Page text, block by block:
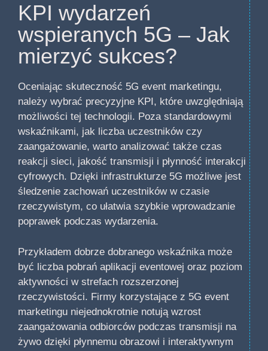
KPI wydarzeń
wspieranych 5G – Jak
mierzyć sukces?
Oceniając skuteczność 5G event marketingu,
należy wybrać precyzyjne KPI, które uwzględniają
możliwości tej technologii. Poza standardowymi
wskaźnikami, jak liczba uczestników czy
zaangażowanie, warto analizować także czas
reakcji sieci, jakość transmisji i płynność interakcji
cyfrowych. Dzięki infrastrukturze 5G możliwe jest
śledzenie zachowań uczestników w czasie
rzeczywistym, co ułatwia szybkie wprowadzanie
poprawek podczas wydarzenia.
Przykładem dobrze dobranego wskaźnika może
być liczba pobrań aplikacji eventowej oraz poziom
aktywności w strefach rozszerzonej
rzeczywistości. Firmy korzystające z 5G event
marketingu niejednokrotnie notują wzrost
zaangażowania odbiorców podczas transmisji na
żywo dzięki płynnemu obrazowi i interaktywnym